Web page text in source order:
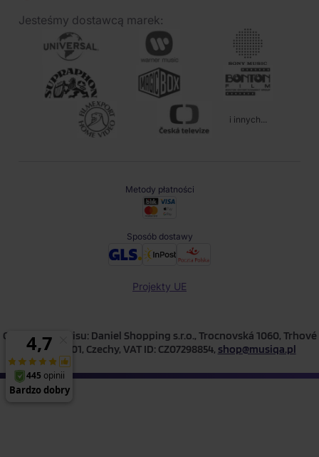
Jesteśmy dostawcą marek:
i innych...
Metody płatności
Sposób dostawy
Projekty UE
Operator serwisu: Daniel Shopping s.r.o., Trocnovská 1060, Trhové
Sviny, 374 01, Czechy, VAT ID: CZ07298854, shop@musiqa.pl